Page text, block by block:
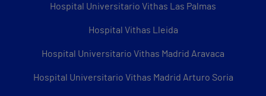
Hospital Universitario Vithas Las Palmas
Hospital Vithas Lleida
Hospital Universitario Vithas Madrid Aravaca
Hospital Universitario Vithas Madrid Arturo Soria